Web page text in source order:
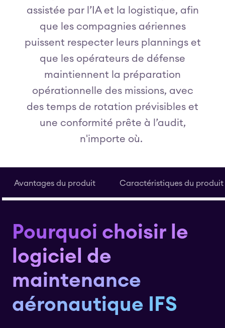
assistée par l’IA et la logistique, afin
que les compagnies aériennes
puissent respecter leurs plannings et
que les opérateurs de défense
maintiennent la préparation
opérationnelle des missions, avec
des temps de rotation prévisibles et
une conformité prête à l’audit,
n'importe où.
Avantages du produit Caractéristiques du produit
Pourquoi choisir le
logiciel de
maintenance
aéronautique IFS